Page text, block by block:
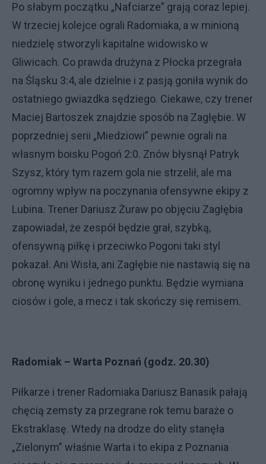
Po słabym początku „Nafciarze” grają coraz lepiej.
W trzeciej kolejce ograli Radomiaka, a w minioną
niedzielę stworzyli kapitalne widowisko w
Gliwicach. Co prawda drużyna z Płocka przegrała
na Śląsku 3:4, ale dzielnie i z pasją goniła wynik do
ostatniego gwiazdka sędziego. Ciekawe, czy trener
Maciej Bartoszek znajdzie sposób na Zagłębie. W
poprzedniej serii „Miedziowi” pewnie ograli na
własnym boisku Pogoń 2:0. Znów błysnął Patryk
Szysz, który tym razem gola nie strzelił, ale ma
ogromny wpływ na poczynania ofensywne ekipy z
Lubina. Trener Dariusz Żuraw po objęciu Zagłębia
zapowiadał, że zespół będzie grał, szybką,
ofensywną piłkę i przeciwko Pogoni taki styl
pokazał. Ani Wisła, ani Zagłębie nie nastawią się na
obronę wyniku i jednego punktu. Będzie wymiana
ciosów i gole, a mecz i tak skończy się remisem.
Radomiak – Warta Poznań (godz. 20.30)
Piłkarze i trener Radomiaka Dariusz Banasik pałają
chęcią zemsty za przegrane rok temu baraże o
Ekstraklasę. Wtedy na drodze do elity stanęła
„Zielonym” właśnie Warta i to ekipa z Poznania